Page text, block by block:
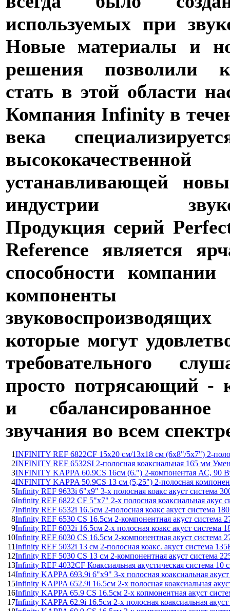
используемых при
Новые материалы и
решения позволили
стать в этой области
Компания Infinity в
века
устанавливающей
индустрии
Продукция серий
Reference является
способности
компоненты
которые могут
требовательного
просто потрясающий -
и сбалансированное
звучания во всем
1INFINITY REF 6822CF 15х20 см/13х18 см (6х8"/5х7") 2-
2INFINITY REF 6532SI 2-полосная коаксиальная 165 мм
3INFINITY KAPPA 60.9CS 16см (6.") 2-компонентая АС, 90
4INFINITY KAPPA 50.9CS 13 см (5,25") 2-полосная
5Infinity REF 9633i 6"x9" 3-х полосная коакс акуст система
6Infinity REF 6822 CF 5"x7" 2-х полосная коаксиальная акус
7Infinity REF 6532i 16.5см 2-полосная коакс акуст система
8Infinity REF 6530 CS 16.5см 2-компонентная акуст система
9Infinity REF 6032i 16.5см 2-х полосная коакс акуст система
10Infinity REF 6030 CS 16.5см 2-компонентная акуст система
11Infinity REF 5032i 13 см 2-полосная коакс. акуст система
12Infinity REF 5030 CS 13 см 2-компонентная акуст система
13Infinity REF 4032CF Коаксиальная акустическая система 10
14Infinity KAPPA 693.9i 6"x9" 3-х полосная коаксиальная
15Infinity KAPPA 652.9i 16.5см 2-х полосная коаксиальная
16Infinity KAPPA 65.9 CS 16.5см 2-х копмонентная акуст
17Infinity KAPPA 62.9i 16.5см 2-х полосная коаксиальная